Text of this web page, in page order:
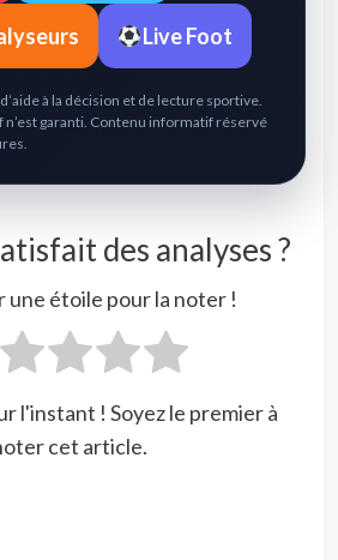
Live Foot
à la décision et de lecture sportive.
garanti. Contenu informatif réservé
des analyses ?
une étoile pour la noter !
l'instant ! Soyez le premier à
cet article.